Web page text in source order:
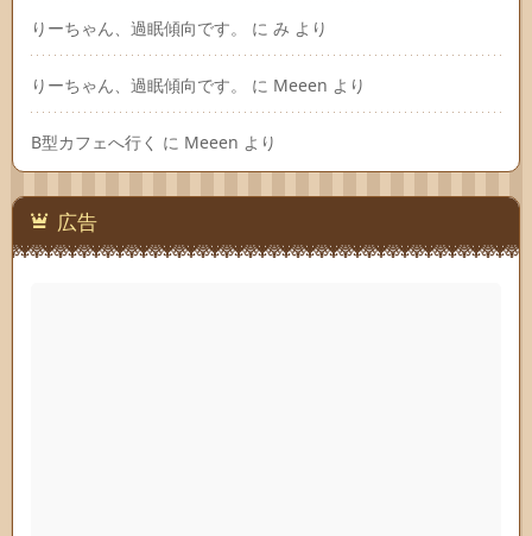
りーちゃん、過眠傾向です。 に み より
りーちゃん、過眠傾向です。 に Meeen より
B型カフェへ行く に Meeen より
広告